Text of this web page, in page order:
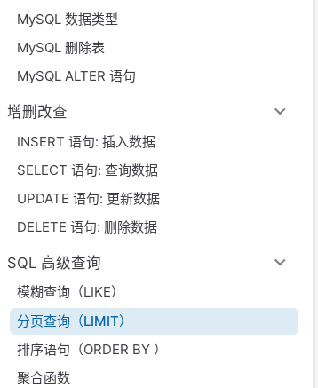
MySQL 数据类型
MySQL 删除表
MySQL ALTER 语句
增删改查
INSERT 语句: 插入数据
SELECT 语句: 查询数据
UPDATE 语句: 更新数据
DELETE 语句: 删除数据
SQL 高级查询
模糊查询（LIKE）
分页查询（LIMIT）
排序语句（ORDER BY ）
聚合函数